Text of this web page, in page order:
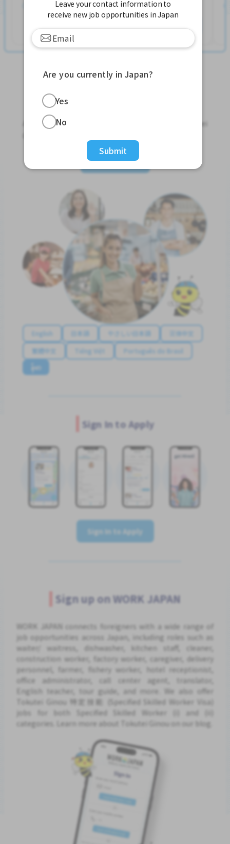
တင်ထားတယ်။ လွန်ခဲ့သော 1 ပတ်က
Jobs For Foreigners In Japan
Apply for Part-Time Jobs, Full-Time Jobs and Tokutei
Get Started
English 日本語 やさしい日本語
简体中文
繁體中文
Tiếng Việt
Português do Brasil
န်မာ
Sign In to Apply
Sign In to Apply
Sign up on WORK JAPAN
WORK JAPAN connects foreigners with a wide range of
job opportunities across Japan, including roles such as
waiter/ waitress, dishwasher, kitchen staff, cleaner,
construction worker, factory worker, caregiver, delivery
personnel, farmer, fishery worker, hotel receptionist,
office administrator, call center agent, translator,
English teacher, tour guide, and more. We also offer
Tokutei Ginou 特定技能 (Specified Skilled Worker Visa)
jobs for both Specified Skilled Worker (i) and (ii)
categories. Learn more about Tokutei Ginou on our blog.
Leave your contact information to
receive new job opportunities in Japan
Are you currently in Japan?
Yes
No
Submit